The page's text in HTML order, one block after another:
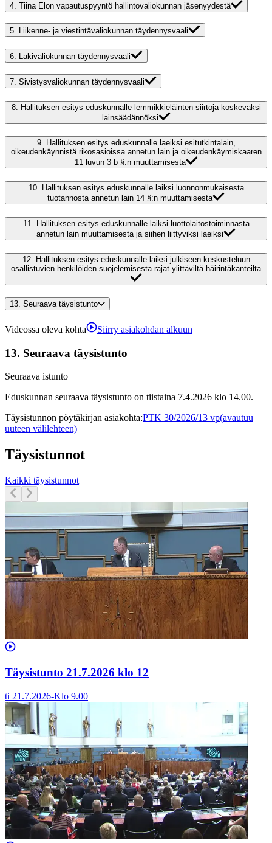
4. Tiina Elon vapautuspyyntö hallintovaliokunnan jäsenyydestä
5. Liikenne- ja viestintävaliokunnan täydennysvaali
6. Lakivaliokunnan täydennysvaali
7. Sivistysvaliokunnan täydennysvaali
8. Hallituksen esitys eduskunnalle lemmikkieläinten siirtoja koskevaksi
lainsäädännöksi
9. Hallituksen esitys eduskunnalle laeiksi esitutkintalain,
oikeudenkäynnistä rikosasioissa annetun lain ja oikeudenkäymiskaaren
11 luvun 3 b §:n muuttamisesta
10. Hallituksen esitys eduskunnalle laiksi luonnonmukaisesta
tuotannosta annetun lain 14 §:n muuttamisesta
11.
Hallituksen esitys eduskunnalle laiksi luottolaitostoiminnasta
annetun lain muuttamisesta ja siihen liittyviksi laeiksi
12. Hallituksen esitys eduskunnalle laiksi julkiseen keskusteluun
osallistuvien henkilöiden suojelemisesta rajat ylittäviltä häirintäkanteilta
13. Seuraava täysistunto
Videossa oleva kohta Siirry asiakohdan alkuun
13. Seuraava täysistunto
Seuraava istunto
Eduskunnan seuraava täysistunto on tiistaina 7.4.2026 klo 14.00.
Täysistunnon pöytäkirjan asiakohta:PTK 30/2026/13 vp(avautuu
uuteen välilehteen)
Täysistunnot
Kaikki täysistunnot
Täysistunto 21.7.2026 klo 12
ti 21.7.2026-Klo 9.00